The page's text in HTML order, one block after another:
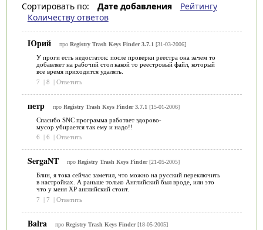
Сортировать по: Дате добавления
Рейтингу
Количеству ответов
Юрий про Registry Trash Keys Finder 3.7.1 [31-03-2006]
У проги есть недостаток: после проверки реестра она зачем то
добавляет на рабочий стол какой то реестровый файл, который
все время приходится удалять.
7
| 8 | Ответить
петр про Registry Trash Keys Finder 3.7.1 [15-01-2006]
Спасибо SNC программа работает здорово-
мусор убирается так ему и надо!!
6
| 6 | Ответить
SergaNT про Registry Trash Keys Finder[21-05-2005]
Блин, я тока сейчас заметил, что можно на русский переключить
в настройках. А раньше только Английский был вроде, или это
что у меня XP английский стоит.
7
| 7 | Ответить
Balra про Registry Trash Keys Finder[18-05-2005]